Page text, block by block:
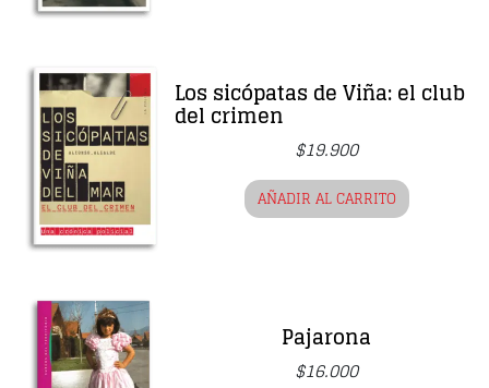
Los sicópatas de Viña: el club
del crimen
$19.900
AÑADIR AL CARRITO
Pajarona
$16.000